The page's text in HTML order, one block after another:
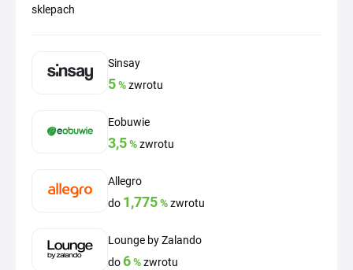
sklepach
Sinsay
5%zwrotu
Eobuwie
3,5%zwrotu
Allegro
do 1,775%zwrotu
Lounge by Zalando
do 6%zwrotu